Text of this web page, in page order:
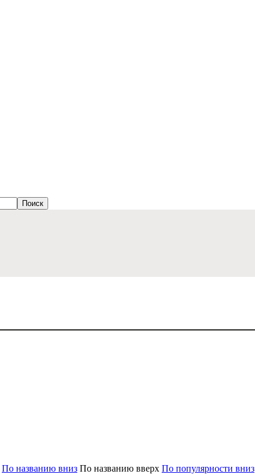
По названию вниз По названию вверх По популярности вниз